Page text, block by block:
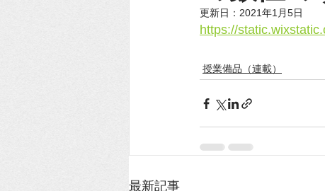
更新日： 2021年1月5日
https://
授業備品（連載）
最新記事